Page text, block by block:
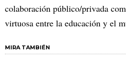
colaboración público/privada
virtuosa entre la educación y el
MIRA TAMBIÉN